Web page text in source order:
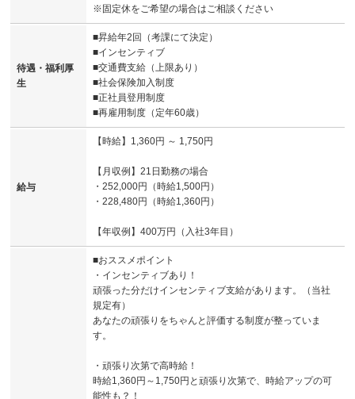
※固定休をご希望の場合はご相談ください
待遇・福利厚
生
■昇給年2回（考課にて決定）
■インセンティブ
■交通費支給（上限あり）
■社会保険加入制度
■正社員登用制度
■再雇用制度（定年60歳）
給与
【時給】1,360円 ～ 1,750円
【月収例】21日勤務の場合
・252,000円（時給1,500円）
・228,480円（時給1,360円）
【年収例】400万円（入社3年目）
■おススメポイント
・インセンティブあり！
頑張った分だけインセンティブ支給があります。（当社
規定有）
あなたの頑張りをちゃんと評価する制度が整っていま
す。
・頑張り次第で高時給！
時給1,360円～1,750円と頑張り次第で、時給アップの可
能性も？！